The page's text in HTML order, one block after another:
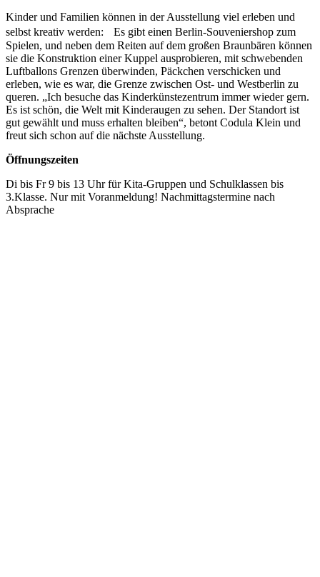
Kinder und Familien können in der Ausstellung viel erleben und
selbst kreativ werden: Es gibt einen Berlin-Souveniershop zum
Spielen, und neben dem Reiten auf dem großen Braunbären können
sie die Konstruktion einer Kuppel ausprobieren, mit schwebenden
Luftballons Grenzen überwinden, Päckchen verschicken und
erleben, wie es war, die Grenze zwischen Ost- und Westberlin zu
queren. „Ich besuche das Kinderkünstezentrum immer wieder gern.
Es ist schön, die Welt mit Kinderaugen zu sehen. Der Standort ist
gut gewählt und muss erhalten bleiben“, betont Codula Klein und
freut sich schon auf die nächste Ausstellung.
Öffnungszeiten
Di bis Fr 9 bis 13 Uhr für Kita-Gruppen und Schulklassen bis
3.Klasse. Nur mit Voranmeldung! Nachmittagstermine nach
Absprache